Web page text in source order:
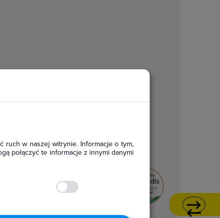
ruch w naszej witrynie. Informacje o tym,
połączyć te informacje z innymi danymi